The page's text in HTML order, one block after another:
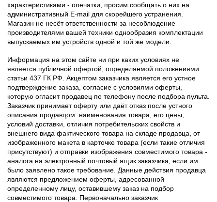
характеристиками - опечатки, просим сообщать о них на
административный E-mail для скорейшего устранения.
Магазин не несёт ответственности за несоблюдение
производителями вашей техники однообразия комплектации
выпускаемых им устройств одной и той же модели.
Информация на этом сайте ни при каких условиях не
является публичной офертой, определяемой положениями
статьи 437 ГК РФ. Акцептом заказчика является его устное
подтверждение заказа, согласие с условиями оферты,
которую огласит продавец по телефону после подбора пульта.
Заказчик принимает оферту или даёт отказ после устного
описания продавцом: наименования товара, его цены,
условий доставки, отличия потребительских свойств и
внешнего вида фактического товара на складе продавца, от
изображенного макета в карточке товара (если такие отличия
присутствуют) и отправки изображения совместимого товара -
аналога на электронный почтовый ящик заказчика, если им
было заявлено такое требование. Данные действия продавца
являются предложением оферты, адресованной
определенному лицу, оставившему заказ на подбор
совместимого товара. Первоначально заказчик